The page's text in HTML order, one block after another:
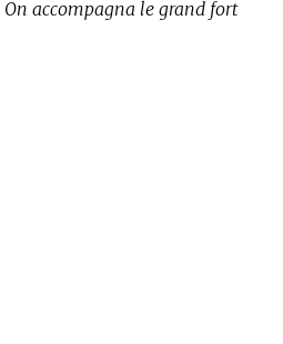
On accompagna le grand fort